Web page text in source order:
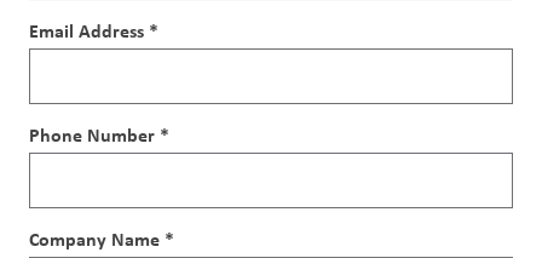
Email Address *
Phone Number *
Company Name *